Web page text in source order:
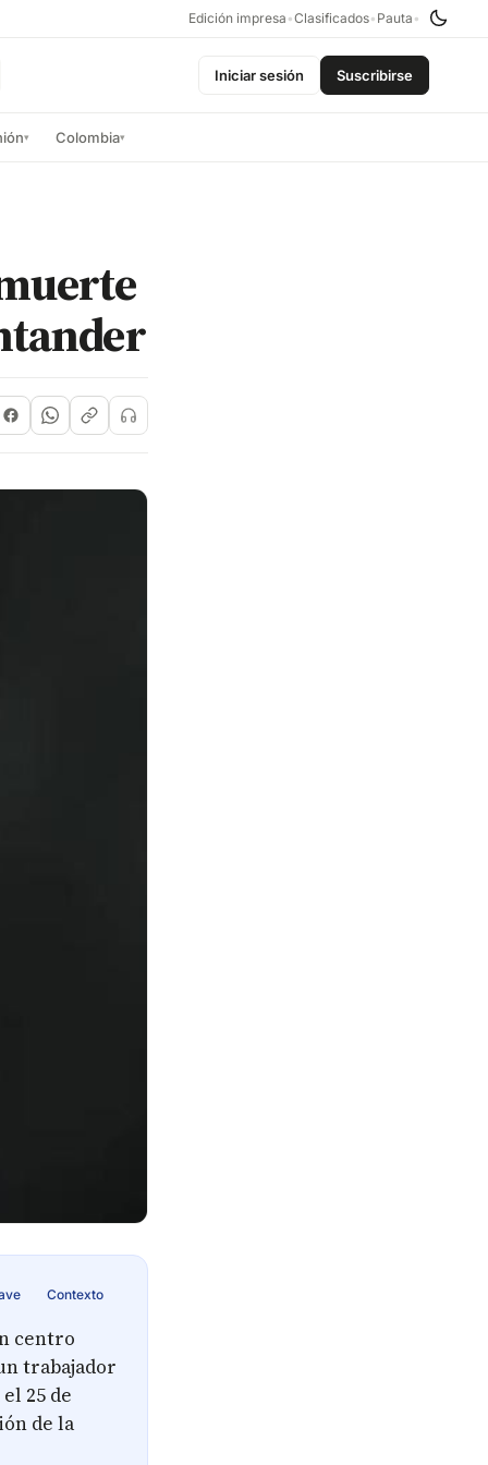
Edición impresa •Clasificados• Pauta •
Iniciar sesión Suscribirse
▾ Colombia▾
Contexto
centro
trabajador
25 de
de la